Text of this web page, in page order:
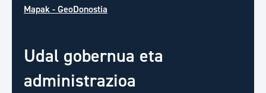
Mapak - GeoDonostia
Udal gobernua eta
administrazioa